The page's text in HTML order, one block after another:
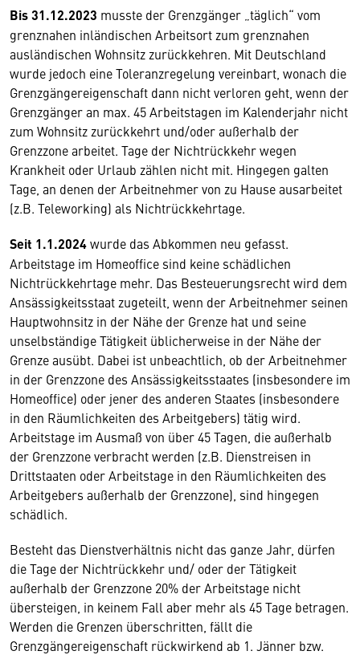
Bis 31.12.2023 musste der Grenzgänger „täglich“ vom
grenznahen inländischen Arbeitsort zum grenznahen
ausländischen Wohnsitz zurückkehren. Mit Deutschland
wurde jedoch eine Toleranzregelung vereinbart, wonach die
Grenzgängereigenschaft dann nicht verloren geht, wenn der
Grenzgänger an max. 45 Arbeitstagen im Kalenderjahr nicht
zum Wohnsitz zurückkehrt und/oder außerhalb der
Grenzzone arbeitet. Tage der Nichtrückkehr wegen
Krankheit oder Urlaub zählen nicht mit. Hingegen galten
Tage, an denen der Arbeitnehmer von zu Hause ausarbeitet
(z.B. Teleworking) als Nichtrückkehrtage.
Seit 1.1.2024wurde das Abkommen neu gefasst.
Arbeitstage im Homeoffice sind keine schädlichen
Nichtrückkehrtage mehr. Das Besteuerungsrecht wird dem
Ansässigkeitsstaat zugeteilt, wenn der Arbeitnehmer seinen
Hauptwohnsitz in der Nähe der Grenze hat und seine
unselbständige Tätigkeit üblicherweise in der Nähe der
Grenze ausübt. Dabei ist unbeachtlich, ob der Arbeitnehmer
in der Grenzzone des Ansässigkeitsstaates (insbesondere im
Homeoffice) oder jener des anderen Staates (insbesondere
in den Räumlichkeiten des Arbeitgebers) tätig wird.
Arbeitstage im Ausmaß von über 45 Tagen, die außerhalb
der Grenzzone verbracht werden (z.B. Dienstreisen in
Drittstaaten oder Arbeitstage in den Räumlichkeiten des
Arbeitgebers außerhalb der Grenzzone), sind hingegen
schädlich.
Besteht das Dienstverhältnis nicht das ganze Jahr, dürfen
die Tage der Nichtrückkehr und/ oder der Tätigkeit
außerhalb der Grenzzone 20% der Arbeitstage nicht
übersteigen, in keinem Fall aber mehr als 45 Tage betragen.
Werden die Grenzen überschritten, fällt die
Grenzgängereigenschaft rückwirkend ab 1. Jänner bzw.